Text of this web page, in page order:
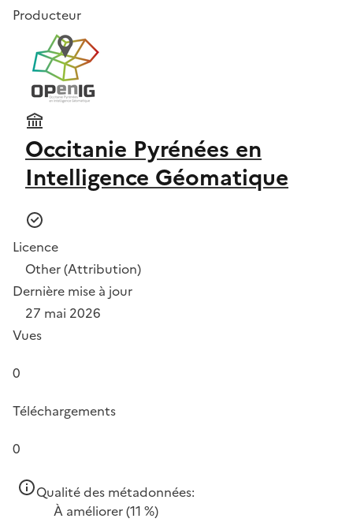
Producteur
Occitanie Pyrénées en
Intelligence Géomatique
Licence
Other (Attribution)
Dernière mise à jour
27 mai 2026
Vues
0
Téléchargements
0
Qualité des métadonnées:
À améliorer(11 %)